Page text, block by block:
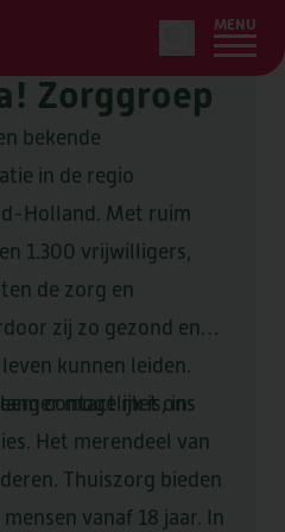
MENU
Zorggroep
bekende
in de regio
Holland. Met ruim
1.300 vrijwilligers,
de zorg en
zij zo gezond en
kunnen leiden.
mogelijk is, in
Het merendeel van
Thuiszorg bieden
vanaf 18 jaar. In
contact met ons